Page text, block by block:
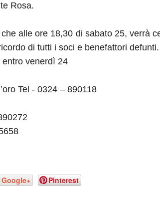
Rosa.
alle ore 18,30 di sabato 25, verrà
di tutti i soci e benefattori defunti.
venerdì 24
Tel - 0324 – 890118
Google+ Pinterest